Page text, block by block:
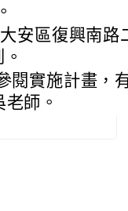
安區復興南路
閱實施計畫，
師。